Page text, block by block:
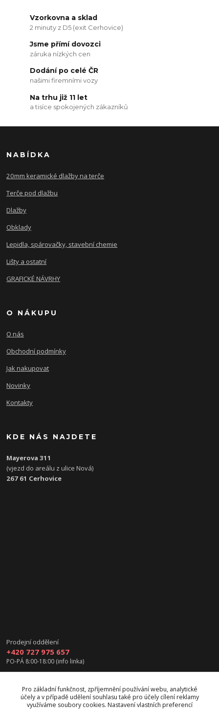
Vzorkovna a sklad
2 minuty z D5 (exit Cerhovice)
Jsme přímí dovozci
záruka nízkých cen
Dodání po celé ČR
našimi firemními vozy
Na trhu již 11 let
a tisíce spokojených zákazníků
NABÍDKA
20mm keramické dlažby na terče
Terče pod dlažbu
Dlažby
Obklady
Lepidla, spárovačky, stavební chemie
Lišty a ostatní
GRAFICKÉ NÁVRHY
O NÁKUPU
O nás
Obchodní podmínky
Jak nakupovat
Novinky
Kontakty
KDE NÁS NAJDETE
Mayerova 311
(vjezd do areálu z ulice Nová)
267 61 Cerhovice
Prodejní oddělení
+420 727 975 657
PO-PÁ 8:00-18:00 (info linka)
Pro základní funkčnost, zpříjemnění používání webu, analytické
účely a v případě udělení souhlasu také pro účely cílení reklamy
využíváme soubory cookies. Nastavení vlastních preferencí